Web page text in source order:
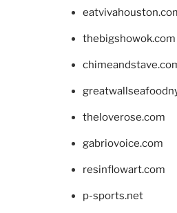
thebigshowok.com
theloverose.com
gabriovoice.com
resinflowart.com
p-sports.net